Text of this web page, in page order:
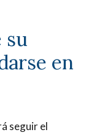
su
en
seguir el